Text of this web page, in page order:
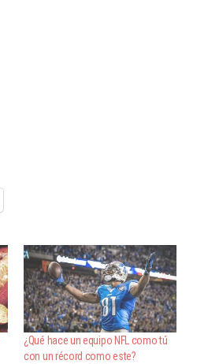
¿Qué hace un equipo NFL como tú
con un récord como este?